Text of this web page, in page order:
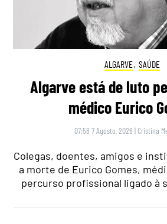
ALGARVE, SAÚDE
Algarve está de luto
médico Eurico
07:58 7 Agosto, 2026 | Cristina
Colegas, doentes, amigos e
a morte de Eurico Gomes,
percurso profissional ligado à